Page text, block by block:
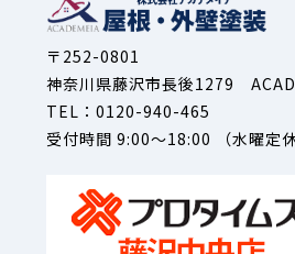
〒252-0801
神奈川県藤沢市長後1279
TEL：0120-940-465
受付時間 9:00～18:00 （水曜定休